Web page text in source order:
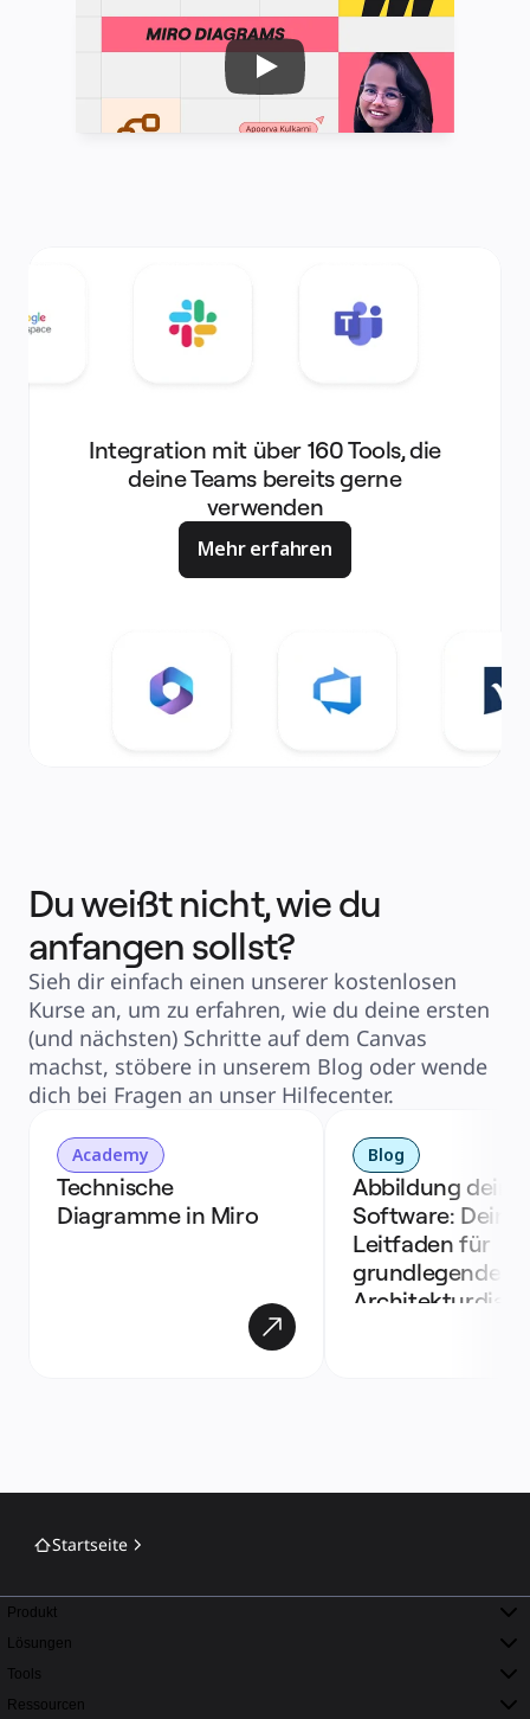
Integration mit über 160 Tools, die
deine Teams bereits gerne
verwenden
Mehr erfahren
Du weißt nicht, wie du
anfangen sollst?
Sieh dir einfach einen unserer kostenlosen
Kurse an, um zu erfahren, wie du deine ersten
(und nächsten) Schritte auf dem Canvas
machst, stöbere in unserem Blog oder wende
dich bei Fragen an unser Hilfecenter.
Academy
Technische
Blog
Abbildung
Software: Dein
Leitfaden für
grundlegende
Startseite
Produkt
Lösungen
Tools
Ressourcen